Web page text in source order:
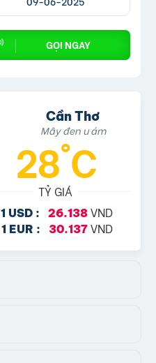
GỌI NGAY
Cần Thơ
Mây đen u ám
28°C
TỶ GIÁ
1 USD : 26.138 VND
1 EUR : 30.137VND